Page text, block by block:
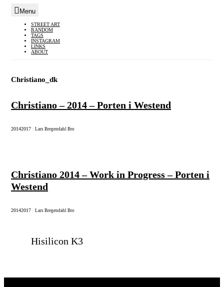
Skip
content
Menu
STREET ART
RANDOM
TAGS
INSTAGRAM
LINKS
ABOUT
Christiano_dk
Christiano – 2014 – Porten i Westend
20142017 Lars Bregendahl Bro
Christiano 2014 – Work in Progress – Porten i
Westend
20142017 Lars Bregendahl Bro
Hisilicon K3